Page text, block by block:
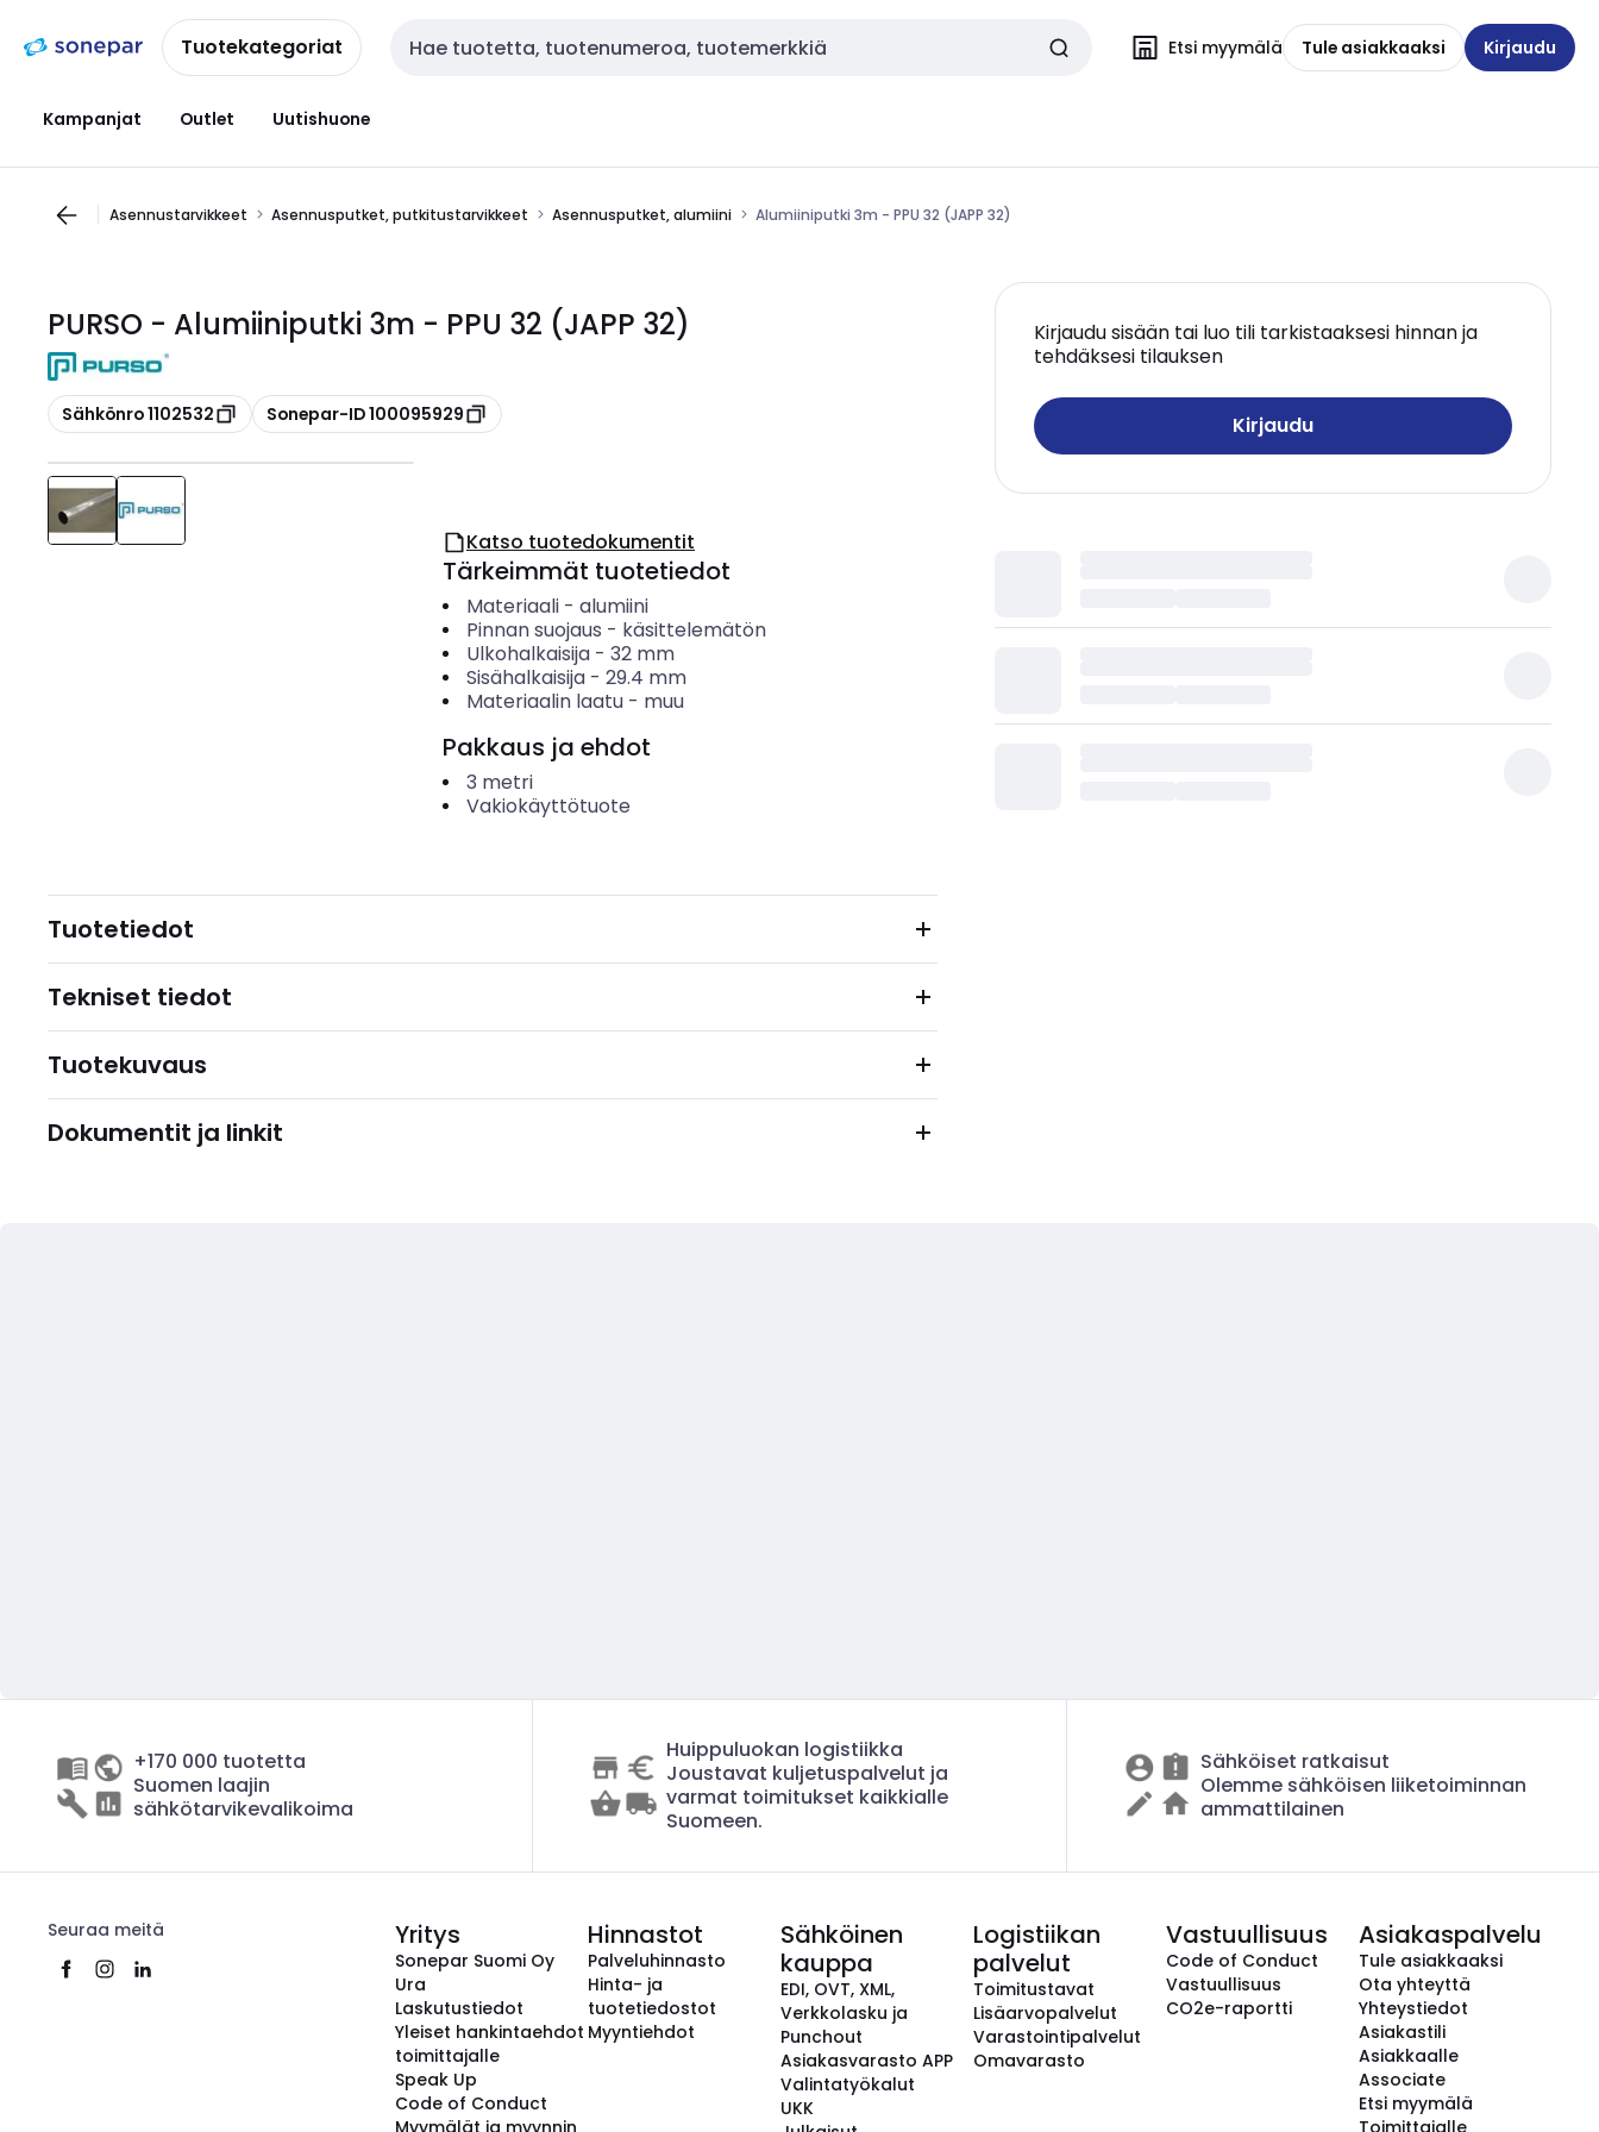
navigointiinsisältöönTuotekategoriat Haku Etsi myymälä Tule asiakkaaksi Kirjaudu
Kampanjat Outlet Uutishuone
Asennustarvikkeet Asennusputket, putkitustarvikkeet Asennusputket, alumiini Alumiiniputki 3m - PPU 32 (JAPP 32)
PURSO - Alumiiniputki 3m - PPU 32 (JAPP 32)
Kopioi
Sähkönro 1102532 Kopioi
Sonepar-ID 100095929
Kirjaudu sisään tai luo tili tarkistaaksesi hinnan ja
tehdäksesi tilauksen
Kirjaudu
Katso tuotedokumentit
Tärkeimmät tuotetiedot
Materiaali- alumiini
Pinnan suojaus - käsittelemätön
Ulkohalkaisija- 32 mm
Sisähalkaisija- 29.4 mm
Materiaalin laatu- muu
Pakkaus ja ehdot
3 metri
Vakiokäyttötuote
Tuotetiedot
Tekniset tiedot
Tuotekuvaus
Dokumentit ja linkit
+170 000 tuotetta
Suomen laajin
sähkötarvikevalikoima
Huippuluokan logistiikka
Joustavat kuljetuspalvelut ja
varmat toimitukset kaikkialle
Suomeen.
Sähköiset ratkaisut
Olemme sähköisen liiketoiminnan
ammattilainen
Seuraa meitä Yritys
Sonepar Suomi Oy
Ura
Laskutustiedot
Yleiset hankintaehdot
toimittajalle
Speak Up
Code of Conduct
Myymälät ja myynnin
Hinnastot
Palveluhinnasto
Hinta- ja
tuotetiedostot
Myyntiehdot
Sähköinen
kauppa
EDI, OVT, XML,
Verkkolasku ja
Punchout
Asiakasvarasto APP
Valintatyökalut
UKK
Logistiikan
palvelut
Toimitustavat
Lisäarvopalvelut
Varastointipalvelut
Omavarasto
Vastuullisuus
Code of Conduct
Vastuullisuus
CO2e-raportti
Asiakaspalvelu
Tule asiakkaaksi
Ota yhteyttä
Yhteystiedot
Asiakastili
Asiakkaalle
Associate
Etsi myymälä
Toimittajalle